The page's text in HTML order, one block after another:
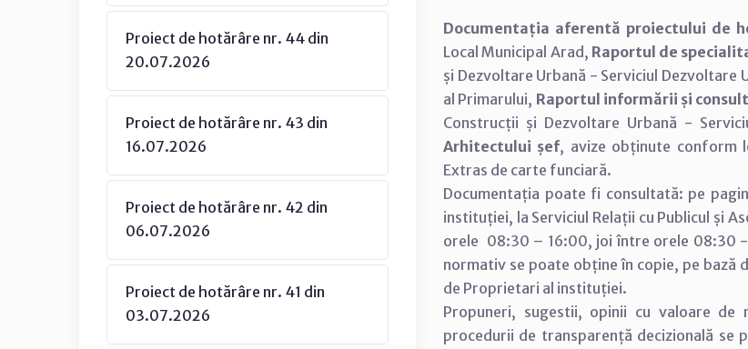
Proiect de hotărâre nr. 44 din
20.07.2026
Proiect de hotărâre nr. 43 din
16.07.2026
Proiect de hotărâre nr. 42 din
06.07.2026
Proiect de hotărâre nr. 41 din
03.07.2026
Documentația aferentă proiectului de
Local Municipal Arad, Raportul de
și Dezvoltare Urbană - Serviciul Dezvoltare
al Primarului, Raportul informării și
Construcții și Dezvoltare Urbană -
Arhitectului șef, avize obținute conform
Extras de carte funciară.
Documentația poate fi consultată: pe
instituției, la Serviciul Relații cu Publicul și
orele 08:30 – 16:00, joi între orele 08:30
normativ se poate obține în copie, pe bază
de Proprietari al instituției.
Propuneri, sugestii, opinii cu valoare
procedurii de transparență decizională se